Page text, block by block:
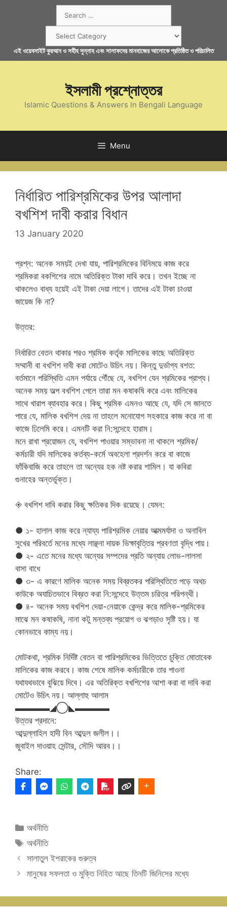
for:
এই ওয়েবসাইট কুরআন ও সহীহ সুন্নাহ এবং সালাফদের মানহাজের আলোকে প্রতিষ্ঠিত ও পরিচালিত
ইসলামী প্রশ্নোত্তর
Islamic Questions & Answers In Bengali Language
Menu
নির্ধারিত পারিশ্রমিকের উপর আলাদা
বখশিশ দাবী করার বিধান
13 January 2020
প্রশ্ন: অনেক সময়ই দেখা যায়, পারিশ্রমিকের বিনিময়ে কাজ করে
শ্রমিকরা বকশিশের নামে অতিরিক্ত টাকা দাবি করে। তখন ইচ্ছে না
থাকলেও বাধ্য হয়েই এই টাকা দেয়া লাগে। তাদের এই টাকা চাওয়া
জায়েজ কি না?
উত্তর:
নির্ধারিত বেতন থাকার পরও শ্রমিক কর্তৃক মালিকের কাছে অতিরিক্ত
সম্মানী বা বখশিশ দাবী করা মোটেও উচিৎ নয়। কিন্তু দুর্ভাগ্য বশত:
বর্তমানে পরিস্থিতি এমন পর্যায়ে পৌঁছে যে, বখশিশ যেন শ্রমিকের প্রাপ্য।
অনেক সময় অল্প বখশিশ পেলে তারা মন কষাকষি করে এবং মালিকের
সাথে খারাপ ব্যাবহার করে। কিছু শ্রমিক এমনও আছে যে, যদি সে জানতে
পারে যে, মালিক বখশিশ দেয় না তাহলে মনোযোগ সহকারে কাজ করে না বা
কাজে ঢিলেমি করে। এমনটি করা নি:সন্দেহে হারাম।
মনে রাখা প্রয়োজন যে, বখশিশ পাওয়ার সম্ভাবনা না থাকলে শ্রমিক/
কর্মচারী যদি মালিকের কর্তব্য-কর্মে অবহেলা প্রদর্শন করে বা কাজে
ফাঁকিবাজি করে তাহলে তা অন্যের হক নষ্ট করার শামিল। যা কবিরা
গুনাহের অন্তর্ভুক্ত।
◈ বখশিশ দাবি করার কিছু ক্ষতিকর দিক রয়েছে। যেমন:
● ১- হালাল কাজ করে ন্যায্য পারিশ্রমিক নেয়ার আত্মমর্যাদা ও অনাবিল
সুখের পরিবর্তে মনের মধ্যে লাঞ্ছনা দায়ক ভিক্ষাবৃত্তির প্রবণতা বৃদ্ধি পায়।
● ২- এতে মনের মধ্যে অন্যের সম্পদের প্রতি অন্যায় লোভ-লালসা
বাসা বাধে
● ৩- এ কারণে মালিক অনেক সময় বিব্রতকর পরিস্থিতিতে পড়ে অথচ
কাউকে অযাচিতভাবে বিব্রত করা নি:সন্দেহে উত্তম চরিত্র পরিপন্থী।
● ৪- অনেক সময় বখশিশ দেয়া-নেয়াকে কেন্দ্র করে মালিক-শ্রমিকের
মাঝে মন কষাকষি, নানা কটু মন্তব্য প্রয়োগ ও ঝগড়াও সৃষ্টি হয়। যা
কোনভাবে কাম্য নয়।
মোটকথা, শ্রমিক নির্দিষ্ট বেতন বা পারিশ্রমিকের ভিত্তিতে চুক্তি মোতাবেক
মালিকের কাজ করবে। কাজ শেষে মালিক কর্মচারীকে তার পাওনা
যথাযথভাবে বুঝিয়ে দিবে। এর অতিরিক্ত বখশিশের আশা করা বা দাবি করা
মোটেও উচিৎ নয়। আল্লাহু আলাম
▬▬▬▬◢◯◣▬▬▬▬
উত্তর প্রদানে:
আব্দুল্লাহিল হাদী বিন আব্দুল জলীল।।
জুবাইল দাওয়াহ সেন্টার, সৌদি আরব।।
Share:
Categories
অর্থনীতি
Tags
অর্থনীতি
সালাতুল ইশরাকের গুরুত্ব
মানুষের সফলতা ও মুক্তি নিহিত আছে তিনটি জিনিসের মধ্যে